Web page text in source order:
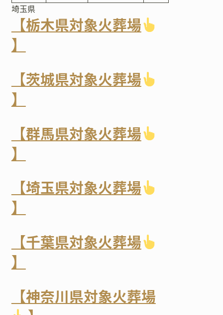
埼玉県
【栃木県対象火葬場
】
【茨城県対象火葬場
】
【群馬県対象火葬場
】
【埼玉県対象火葬場
】
【千葉県対象火葬場
】
【神奈川県対象火葬場